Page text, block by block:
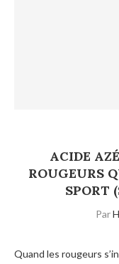
ACIDE
ROUGEURS
SPORT
Par
Quand les rougeurs